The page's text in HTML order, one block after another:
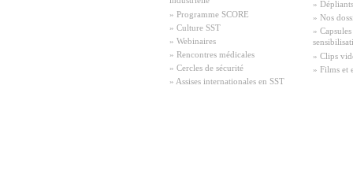
» Programme SCORE
» Culture SST
» Webinaires
» Rencontres médicales
» Cercles de sécurité
» Assises internationales en SST
» Dépliants
» Nos
»
» Clips
» Films et